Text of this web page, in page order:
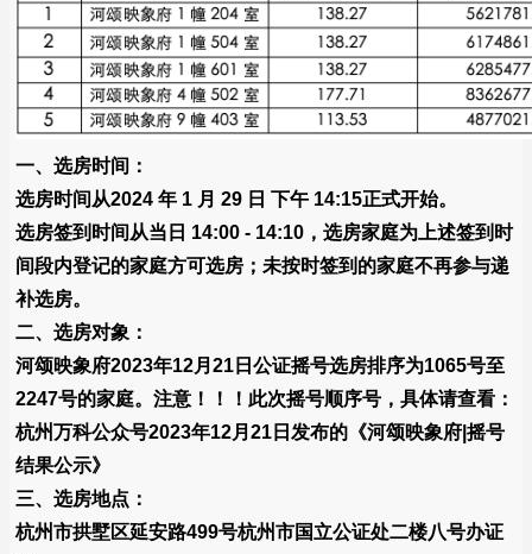
一、选房时间：
选房时间从2024 年 1 月 29 日 下午 14:15正式开始。
选房签到时间从当日 14:00 - 14:10，选房家庭为上述签到时
间段内登记的家庭方可选房；未按时签到的家庭不再参与递
补选房。
二、选房对象：
河颂映象府2023年12月21日公证摇号选房排序为1065号至
2247号的家庭。注意！！！此次摇号顺序号，具体请查看：
杭州万科公众号2023年12月21日发布的《河颂映象府|摇号
结果公示》
三、选房地点：
杭州市拱墅区延安路499号杭州市国立公证处二楼八号办证